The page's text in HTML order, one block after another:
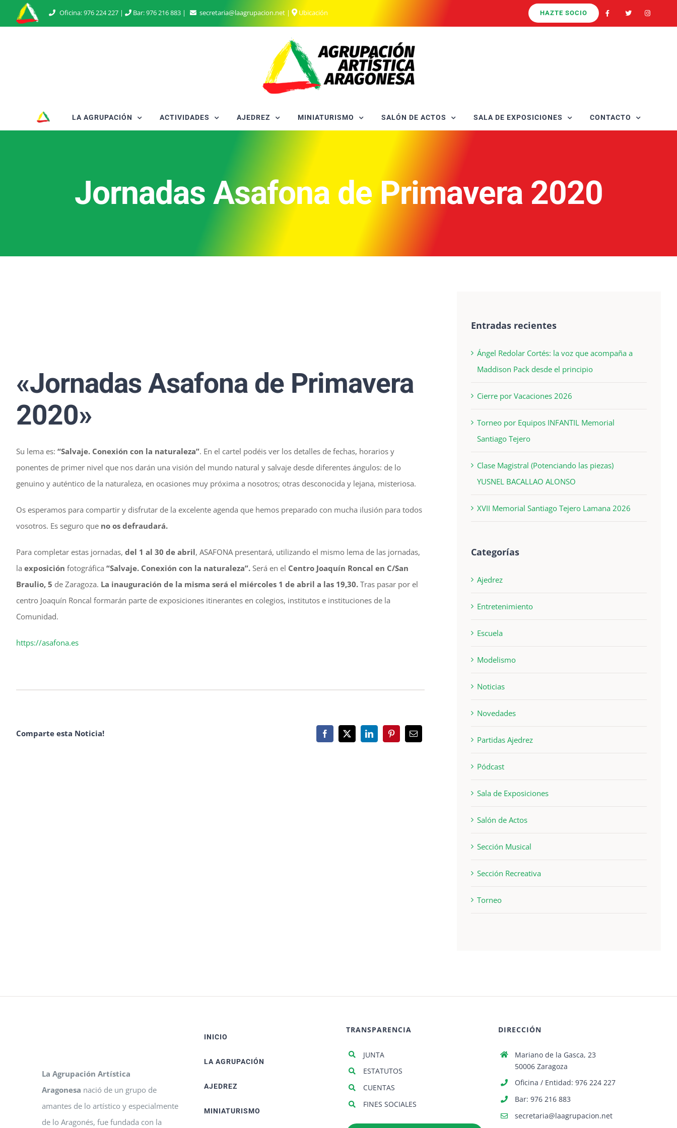
Oficina:976 224 227 | Bar:976 216 883 | secretaria@laagrupacion.net| Ubicación HAZTE SOCIO
LA AGRUPACIÓN ACTIVIDADES AJEDREZ MINIATURISMO SALÓN DE ACTOS SALA DE EXPOSICIONES CONTACTO
Jornadas Asafona de Primavera 2020
«Jornadas Asafona de Primavera
2020»
Su lema es: “Salvaje. Conexión con la naturaleza”. En el cartel podéis ver los detalles de fechas, horarios y
ponentes de primer nivel que nos darán una visión del mundo natural y salvaje desde diferentes ángulos: de lo
genuino y auténtico de la naturaleza, en ocasiones muy próxima a nosotros; otras desconocida y lejana, misteriosa.
Os esperamos para compartir y disfrutar de la excelente agenda que hemos preparado con mucha ilusión para todos
vosotros. Es seguro que no os defraudará.
Para completar estas jornadas, del 1 al 30 de abril, ASAFONA presentará, utilizando el mismo lema de las jornadas,
la exposición fotográfica “Salvaje. Conexión con la naturaleza”. Será en el Centro Joaquín Roncal en C/San
Braulio, 5 de Zaragoza. La inauguración de la misma será el miércoles 1 de abril a las 19,30. Tras pasar por el
centro Joaquín Roncal formarán parte de exposiciones itinerantes en colegios, institutos e instituciones de la
Comunidad.
https://asafona.es
Comparte esta Noticia!
Entradas recientes
Ángel Redolar Cortés: la voz que acompaña a
Maddison Pack desde el principio
Cierre por Vacaciones 2026
Torneo por Equipos INFANTIL Memorial
Santiago Tejero
Clase Magistral (Potenciando las piezas)
YUSNEL BACALLAO ALONSO
XVII Memorial Santiago Tejero Lamana 2026
Categorías
Ajedrez
Entretenimiento
Escuela
Modelismo
Noticias
Novedades
Partidas Ajedrez
Pódcast
Sala de Exposiciones
Salón de Actos
Sección Musical
Sección Recreativa
Torneo
La Agrupación Artística
Aragonesa nació de un grupo de
amantes de lo artístico y especialmente
de lo Aragonés, fue fundada con la
INICIO
LA AGRUPACIÓN
AJEDREZ
MINIATURISMO
TRANSPARENCIA
JUNTA
ESTATUTOS
CUENTAS
FINES SOCIALES
DIRECCIÓN
Mariano de la Gasca, 23
50006 Zaragoza
Oficina / Entidad: 976 224 227
Bar: 976 216 883
secretaria@laagrupacion.net